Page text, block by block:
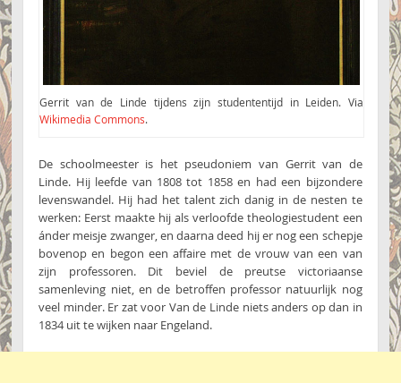
Gerrit van de Linde tijdens zijn studententijd in Leiden. Via
Wikimedia Commons.
De schoolmeester is het pseudoniem van Gerrit van de
Linde. Hij leefde van 1808 tot 1858 en had een bijzondere
levenswandel. Hij had het talent zich danig in de nesten te
werken: Eerst maakte hij als verloofde theologiestudent een
ánder meisje zwanger, en daarna deed hij er nog een schepje
bovenop en begon een affaire met de vrouw van een van
zijn professoren. Dit beviel de preutse victoriaanse
samenleving niet, en de betroffen professor natuurlijk nog
veel minder. Er zat voor Van de Linde niets anders op dan in
1834 uit te wijken naar Engeland.